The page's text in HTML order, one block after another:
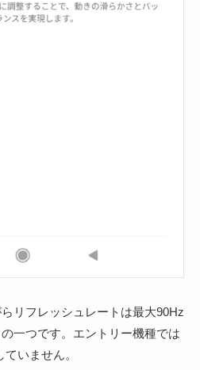
リフレッシュレートは最大90Hz
一つです。エントリー機種では
いません。